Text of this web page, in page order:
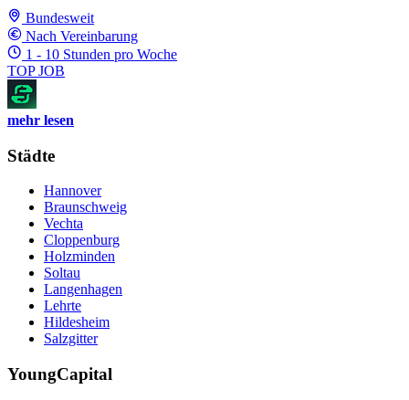
Bundesweit
Nach Vereinbarung
1 - 10 Stunden pro Woche
TOP JOB
mehr lesen
Städte
Hannover
Braunschweig
Vechta
Cloppenburg
Holzminden
Soltau
Langenhagen
Lehrte
Hildesheim
Salzgitter
YoungCapital